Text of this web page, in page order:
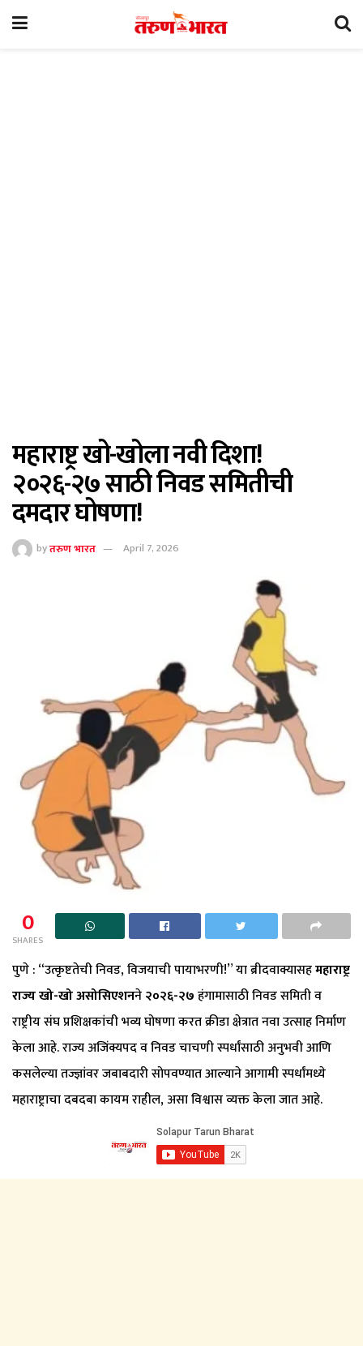
महाराष्ट्र खो-खोला नवी दिशा!
२०२६-२७ साठी निवड समितीची
दमदार घोषणा!
byतरुण भारत April 7, 2026
0
SHARES
पुणे : “उत्कृष्टतेची निवड, विजयाची पायाभरणी!” या ब्रीदवाक्यासहमहाराष्ट्र
राज्य खो-खो असोसिएशनने२०२६-२७हंगामासाठी निवड समिती व
राष्ट्रीय संघ प्रशिक्षकांची भव्य घोषणा करत क्रीडा क्षेत्रात नवा उत्साह निर्माण
केला आहे. राज्य अजिंक्यपद व निवड चाचणी स्पर्धांसाठी अनुभवी आणि
कसलेल्या तज्ज्ञांवर जबाबदारी सोपवण्यात आल्याने आगामी स्पर्धांमध्ये
महाराष्ट्राचा दबदबा कायम राहील, असा विश्वास व्यक्त केला जात आहे.